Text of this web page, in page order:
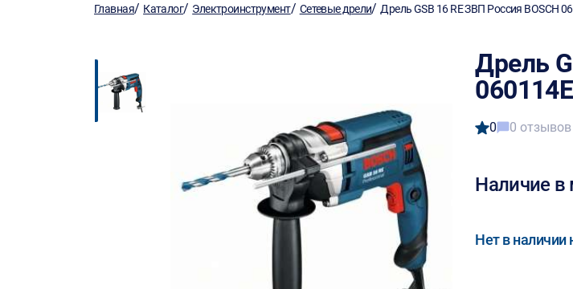
Главная/ Каталог/ Электроинструмент/ Сетевые дрели/Дрель GSB 16 RE ЗВП Россия BOSCH
Дрель
0 0 отзывов
Наличие в
Нет в наличии